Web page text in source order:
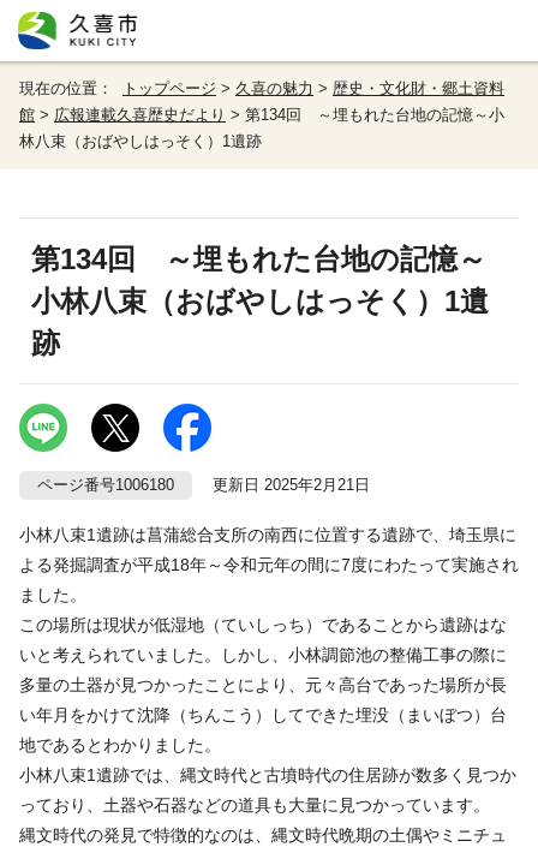
現在の位置： トップページ > 久喜の魅力 > 歴史・文化財・郷土資料
館 > 広報連載久喜歴史だより > 第134回 ～埋もれた台地の記憶～小
林八束（おばやしはっそく）1遺跡
第134回 ～埋もれた台地の記憶～
小林八束（おばやしはっそく）1遺
跡
ページ番号1006180 更新日 2025年2月21日
小林八束1遺跡は菖蒲総合支所の南西に位置する遺跡で、埼玉県に
よる発掘調査が平成18年～令和元年の間に7度にわたって実施され
ました。
この場所は現状が低湿地（ていしっち）であることから遺跡はな
いと考えられていました。しかし、小林調節池の整備工事の際に
多量の土器が見つかったことにより、元々高台であった場所が長
い年月をかけて沈降（ちんこう）してできた埋没（まいぼつ）台
地であるとわかりました。
小林八束1遺跡では、縄文時代と古墳時代の住居跡が数多く見つか
っており、土器や石器などの道具も大量に見つかっています。
縄文時代の発見で特徴的なのは、縄文時代晩期の土偶やミニチュ